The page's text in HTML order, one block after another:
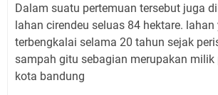
Dalam suatu pertemuan tersebut juga
lahan cirendeu seluas 84 hektare. lahan
terbengkalai selama 20 tahun sejak
sampah gitu sebagian merupakan milik
kota bandung